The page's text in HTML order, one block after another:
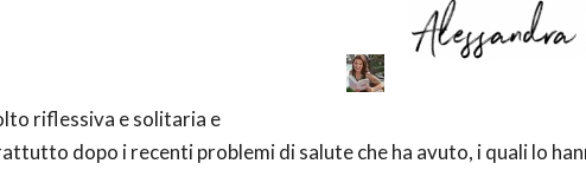
riflessiva e solitaria e
dopo i recenti problemi di salute che ha avuto, i quali lo